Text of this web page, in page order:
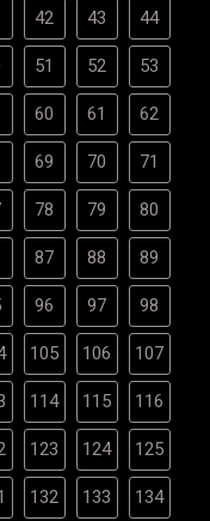
42 43 44
51 52 53
60 61 62
69 70 71
78 79 80
87 88 89
96 97 98
105 106 107
114 115 116
123 124 125
132 133 134